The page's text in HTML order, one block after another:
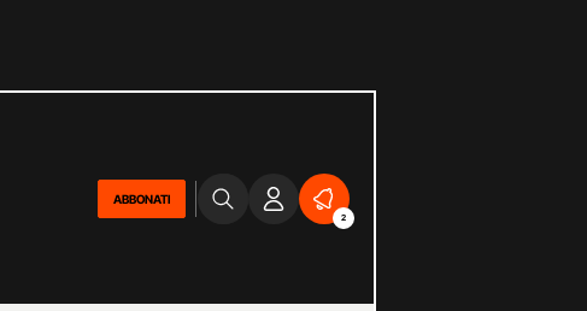
ABBONATI
2